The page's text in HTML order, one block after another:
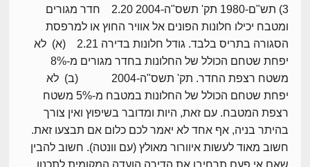
3) תש"ם-1980 תק' תשס"ה-2004 2.20 חדר מגורים
ומטבח יכילו חלונות הפונים אל אוויר החוץ או למרפסת
הסגורה בתריס בלבד. גודל חלונות בדירה 2.21 (א) לא
יפחת שטחם הכולל של החלונות בחדר מגורים מ-8%
משטח רצפת החדר. תק' תשס"ה-2004 (ב) לא
יפחת שטחם הכולל של החלונות במטבח מ-5% משטח
רצפת המטבח. עם זאת, היות ומדובר בשיפוץ ואין צורך
בהיתר בניה, אף אחד לא יאמר לכם כלום אם תבצעו זאת.
חשוב מאוד לעשות איוורור מאולץ (עם וונטה). חשוב להבין
שאם אי פעם תרחיבו את הדירה הועדה המקומית לתכנון